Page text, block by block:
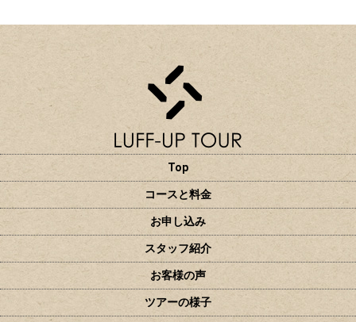
◯西部林道＆カヤック(空き4名 宮之浦
△ツアー要問合せ
◯ヤクスギランド 半日(AM空き4名 安房
地区送迎可)
△ツアー要問合せ
10/18(日)
◯白谷雲水峡 太鼓岩(空き3名 宮之浦～
安房地区送迎可)
×受付終了
△ツアー要問合せ
10/20(火)
△ツアー要問合せ
◇貸切ツアー(縄文杉ツアー)
×受付終了
×縄文杉 △ツアー要問合せ
10/23(金)
◇貸切ツアー(縄文杉ツアー)
×受付終了
Top
コースと料金
お申し込み
スタッフ紹介
お客様の声
ツアーの様子